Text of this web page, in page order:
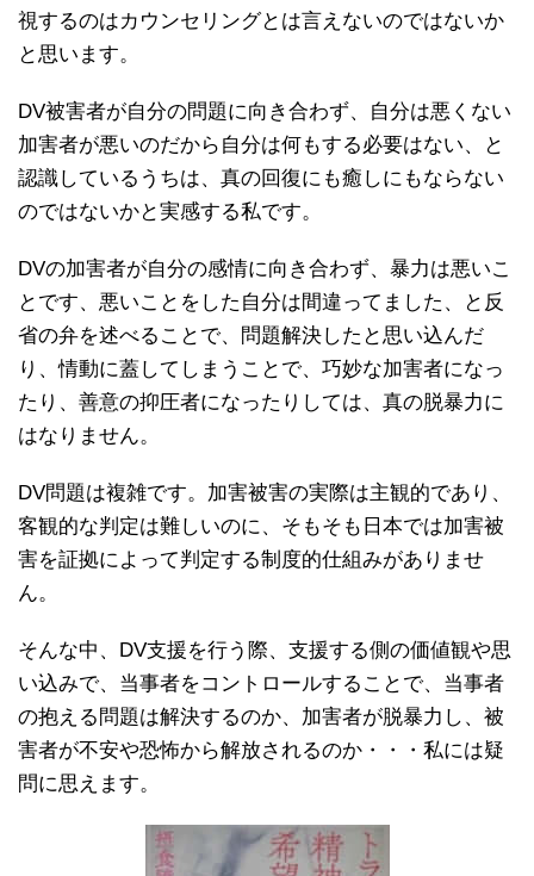
視するのはカウンセリングとは言えないのではないか
と思います。
DV被害者が自分の問題に向き合わず、自分は悪くない
加害者が悪いのだから自分は何もする必要はない、と
認識しているうちは、真の回復にも癒しにもならない
のではないかと実感する私です。
DVの加害者が自分の感情に向き合わず、暴力は悪いこ
とです、悪いことをした自分は間違ってました、と反
省の弁を述べることで、問題解決したと思い込んだ
り、情動に蓋してしまうことで、巧妙な加害者になっ
たり、善意の抑圧者になったりしては、真の脱暴力に
はなりません。
DV問題は複雑です。加害被害の実際は主観的であり、
客観的な判定は難しいのに、そもそも日本では加害被
害を証拠によって判定する制度的仕組みがありませ
ん。
そんな中、DV支援を行う際、支援する側の価値観や思
い込みで、当事者をコントロールすることで、当事者
の抱える問題は解決するのか、加害者が脱暴力し、被
害者が不安や恐怖から解放されるのか・・・私には疑
問に思えます。